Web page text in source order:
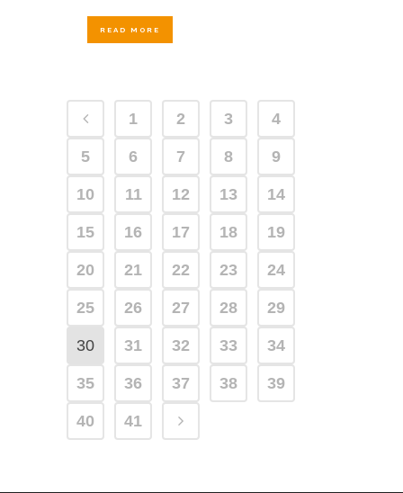
READ MORE
1 2 3 4
5 6 7 8 9
10 11 12 13 14
15 16 17 18 19
20 21 22 23 24
25 26 27 28 29
30 31 32 33 34
35 36 37 38 39
40 41